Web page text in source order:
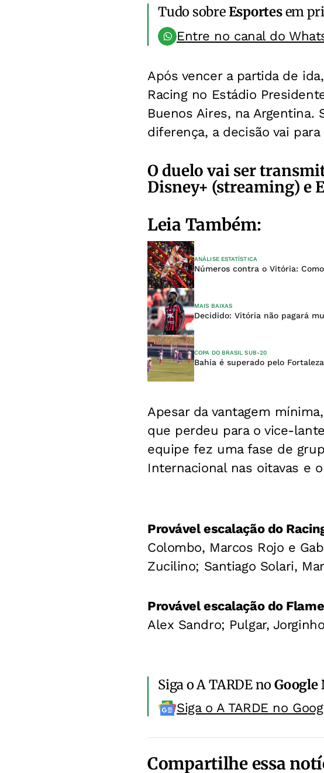
Tudo sobreEsportesem
Entre no canal do
Após vencer a partida de
Racing no Estádio
Buenos Aires, na
diferença, a decisão vai
O duelo vai ser
Disney+ (streaming) e
Leia Também:
ANÁLISE ESTATÍSTICA
Números contra o Vitória:
MAIS BAIXAS
Decidido: Vitória não pagará
COPA DO BRASIL SUB-20
Bahia é superado pelo
Apesar da vantagem
que perdeu para o vice-
equipe fez uma fase de
Internacional nas oitavas e
Provável escalação do
Colombo, Marcos Rojo e
Zucilino; Santiago Solari,
Provável escalação do
Alex Sandro; Pulgar,
Siga o A TARDE noGoogle
Siga o A TARDE no
Compartilhe essa